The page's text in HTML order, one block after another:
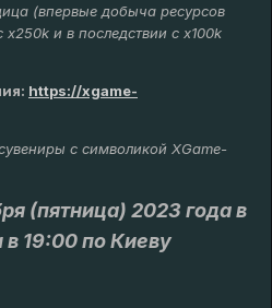
(впервые добыча ресурсов
и в последствии с х100k
: https://xgame-
с символикой XGame-
(пятница) 2023 года в
19:00 по Киеву